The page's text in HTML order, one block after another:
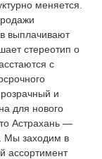
меняется.
выплачивают
стереотип о
с
и
для нового
Астрахань —
Мы заходим в
ассортимент